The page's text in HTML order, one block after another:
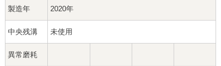
製造年 2020年
中央残溝 未使用
異常磨耗